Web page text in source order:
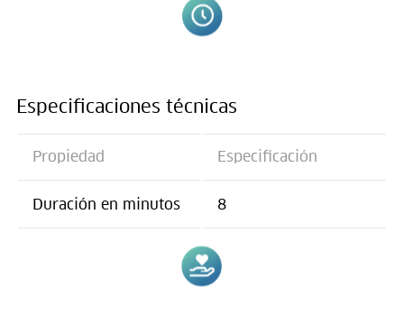
Especificaciones técnicas
Propiedad Especificación
Duración en minutos 8